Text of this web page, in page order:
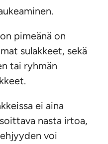
pimeänä on
sulakkeet, sekä
tai ryhmän
ei aina
nasta irtoa,
voi